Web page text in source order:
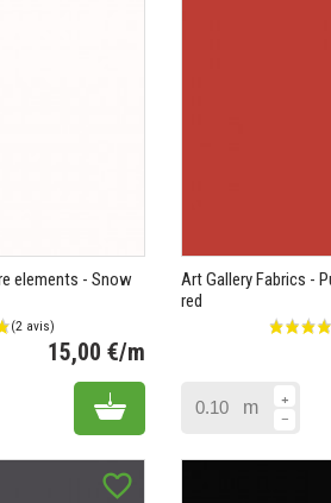
(49 avis)
elements - Snow
15,00 €/m
Add to cart
Art Gallery Fabrics -
red
m
favorite_border